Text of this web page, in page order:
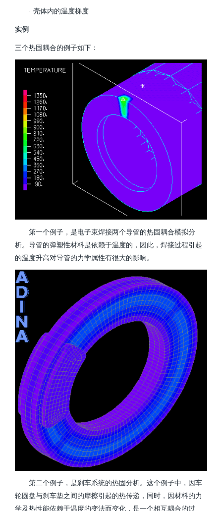
· 壳体内的温度梯度
实例
三个热固耦合的例子如下：
第一个例子，是电子束焊接两个导管的热固耦合模拟分
析。导管的弹塑性材料是依赖于温度的，因此，焊接过程引起
的温度升高对导管的力学属性有很大的影响。
第二个例子，是刹车系统的热固分析。这个例子中，因车
轮圆盘与刹车垫之间的摩擦引起的热传递，同时，因材料的力
学及热性能依赖于温度的变法而变化，是一个相互耦合的过